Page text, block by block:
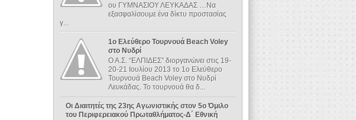
ου ΓΥΜΝΑΣΙΟΥ ΛΕΥΚΑΔΑΣ …Να
εξασφαλίσουμε ένα δίκτυ προστασίας
γ...
1ο Ελεύθερο Τουρνουά Beach Voley
στο Νυδρί
Ο Α.Σ. “ΕΛΠΙΔΕΣ” διοργανώνει στις 19-
20-21 Ιουλίου 2013 το 1ο Ελεύθερο
Τουρνουά Beach Voley στο Νυδρί
Λευκάδας. Το τουρνουά θα δ...
Οι Διαιτητές της 23ης Αγωνιστικής στον 5ο Όμιλο
του Περιφερειακού Πρωταθλήματος-Δ΄ Εθνική